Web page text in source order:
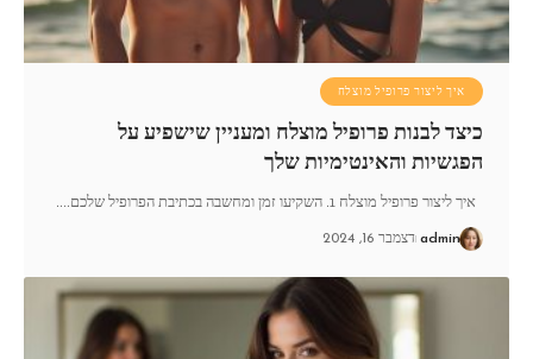
איך ליצור פרופיל מוצלח
כיצד לבנות פרופיל מוצלח ומעניין שישפיע על
הפגשיות והאינטימיות שלך
איך ליצור פרופיל מוצלח 1. השקיעו זמן ומחשבה בכתיבת הפרופיל שלכם. …
admin דצמבר 16, 2024